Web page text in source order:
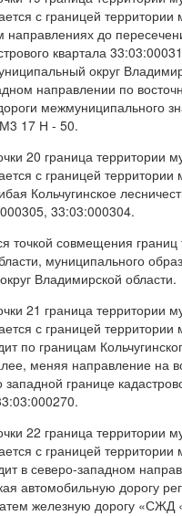
с границей
направлениях до
квартала
округ
направлении по
межмуниципального
17 Н - 50.
20 граница территории
с границей
Кольчугинское
33:03:000304.
точкой совмещения
муниципального
Владимирской области.
21 граница территории
с границей
по границам
меняя направление на
границе
22 граница территории
с границей
в северо-западном
автомобильную дорогу
железную дорогу «СЖД